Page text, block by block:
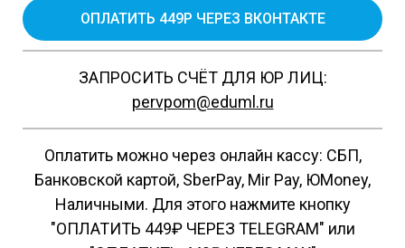
ОПЛАТИТЬ 449Р ЧЕРЕЗ ВКОНТАКТЕ
ЗАПРОСИТЬ СЧЁТ ДЛЯ ЮР ЛИЦ:
pervpom@eduml.ru
Оплатить можно через онлайн кассу: СБП,
Банковской картой, SberPay, Mir Pay, ЮMoney,
Наличными. Для этого нажмите кнопку
"ОПЛАТИТЬ 449₽ ЧЕРЕЗ TELEGRAM" или